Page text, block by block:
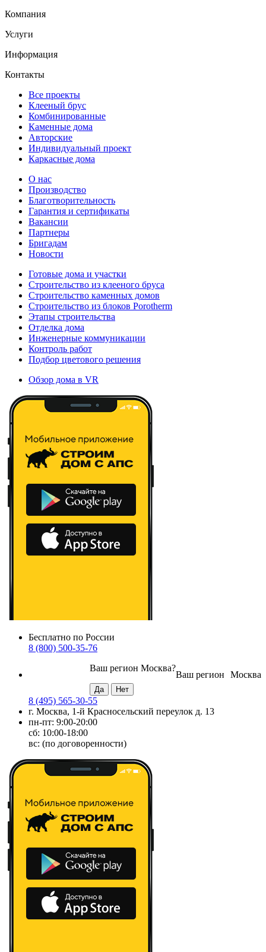
Компания
Услуги
Информация
Контакты
Все проекты
Клееный брус
Комбинированные
Каменные дома
Авторские
Индивидуальный проект
Каркасные дома
О нас
Производство
Благотворительность
Гарантия и сертификаты
Вакансии
Партнеры
Бригадам
Новости
Готовые дома и участки
Строительство из клееного бруса
Строительство каменных домов
Строительство из блоков Porotherm
Этапы строительства
Отделка дома
Инженерные коммуникации
Контроль работ
Подбор цветового решения
Обзор дома в VR
Бесплатно по России
8 (800) 500-35-76
Москва
Ваш регион
Ваш регион Москва?
8 (495) 565-30-55
г. Москва, 1-й Красносельский переулок д. 13
пн-пт: 9:00-20:00
сб: 10:00-18:00
вс: (по договоренности)